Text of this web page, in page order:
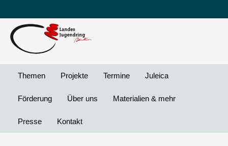
Inhalt
Preheader
Themen Projekte Termine Juleica
Förderung Über uns Materialien & mehr
Presse Kontakt